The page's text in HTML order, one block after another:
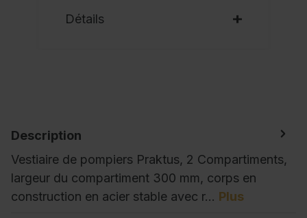
Détails
Description
Vestiaire de pompiers Praktus, 2 Compartiments,
largeur du compartiment 300 mm, corps en
construction en acier stable avec r… Plus